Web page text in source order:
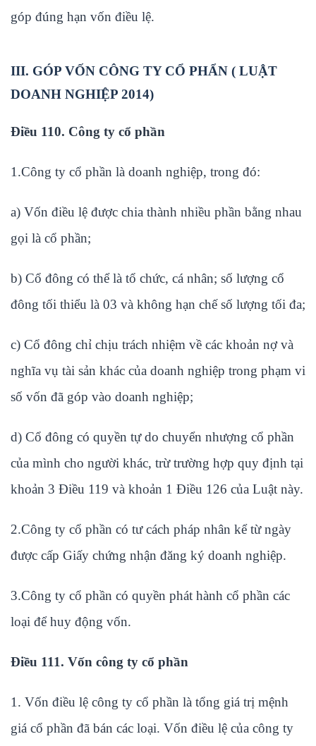
góp đúng hạn vốn điều lệ.
III. GÓP VỐN CÔNG TY CỔ PHẨN ( LUẬT
DOANH NGHIỆP 2014)
Điều 110. Công ty cổ phần
1.Công ty cổ phần là doanh nghiệp, trong đó:
a) Vốn điều lệ được chia thành nhiều phần bằng nhau
gọi là cổ phần;
b) Cổ đông có thể là tổ chức, cá nhân; số lượng cổ
đông tối thiểu là 03 và không hạn chế số lượng tối đa;
c) Cổ đông chỉ chịu trách nhiệm về các khoản nợ và
nghĩa vụ tài sản khác của doanh nghiệp trong phạm vi
số vốn đã góp vào doanh nghiệp;
d) Cổ đông có quyền tự do chuyển nhượng cổ phần
của mình cho người khác, trừ trường hợp quy định tại
khoản 3 Điều 119 và khoản 1 Điều 126 của Luật này.
2.Công ty cổ phần có tư cách pháp nhân kể từ ngày
được cấp Giấy chứng nhận đăng ký doanh nghiệp.
3.Công ty cổ phần có quyền phát hành cổ phần các
loại để huy động vốn.
Điều 111. Vốn công ty cổ phần
1. Vốn điều lệ công ty cổ phần là tổng giá trị mệnh
giá cổ phần đã bán các loại. Vốn điều lệ của công ty